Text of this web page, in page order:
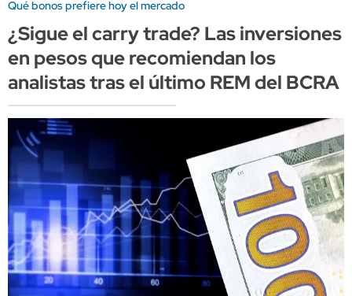
Qué bonos prefiere hoy el mercado
¿Sigue el carry trade? Las inversiones
en pesos que recomiendan los
analistas tras el último REM del BCRA